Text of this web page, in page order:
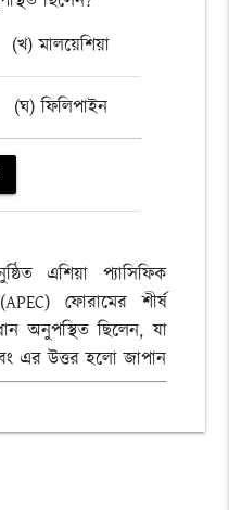
(খ) মালয়েশিয়া
(ঘ) ফিলিপাইন
এশিয়া প্যাসিফিক
ফোরামের শীর্ষ
অনুপস্থিত ছিলেন, যা
এর উত্তর হলো জাপান